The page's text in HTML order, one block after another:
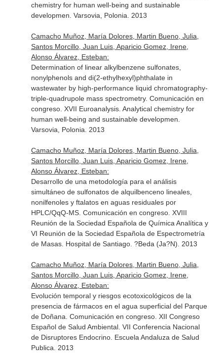
chemistry for human well-being and sustainable
developmen. Varsovia, Polonia. 2013
Camacho Muñoz, María Dolores, Martin Bueno, Julia,
Santos Morcillo, Juan Luis, Aparicio Gomez, Irene,
Alonso Álvarez, Esteban:
Determination of linear alkylbenzene sulfonates,
nonylphenols and di(2-ethylhexyl)phthalate in
wastewater by high-performance liquid chromatography-
triple-quadrupole mass spectrometry. Comunicación en
congreso. XVII Euroanalysis. Analytical chemistry for
human well-being and sustainable developmen.
Varsovia, Polonia. 2013
Camacho Muñoz, María Dolores, Martin Bueno, Julia,
Santos Morcillo, Juan Luis, Aparicio Gomez, Irene,
Alonso Álvarez, Esteban:
Desarrollo de una metodología para el análisis
simultáneo de sulfonatos de alquilbenceno lineales,
nonilfenoles y ftalatos en aguas residuales por
HPLC/QqQ-MS. Comunicación en congreso. XVIII
Reunión de la Sociedad Española de Química Analítica y
VI Reunión de la Sociedad Española de Espectrometría
de Masas. Hospital de Santiago. ?Beda (Ja?N). 2013
Camacho Muñoz, María Dolores, Martin Bueno, Julia,
Santos Morcillo, Juan Luis, Aparicio Gomez, Irene,
Alonso Álvarez, Esteban:
Evolución temporal y riesgos ecotoxicológicos de la
presencia de fármacos en el agua superficial del Parque
de Doñana. Comunicación en congreso. XII Congreso
Español de Salud Ambiental. VII Conferencia Nacional
de Disruptores Endocrino. Escuela Andaluza de Salud
Publica. 2013